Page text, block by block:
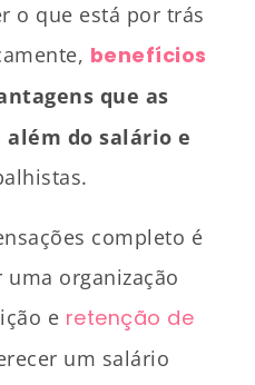
o que está por trás
benefícios
que as
além do salário e
completo é
organização
e retenção de
um salário